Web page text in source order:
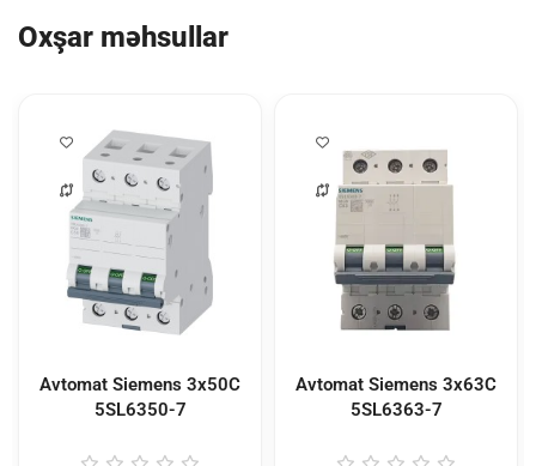
Oxşar məhsullar
Avtomat Siemens 3x50C
5SL6350-7
Avtomat Siemens 3x63C
5SL6363-7